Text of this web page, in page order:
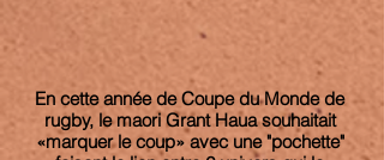
En cette année de Coupe du Monde de
rugby, le maori Grant Haua souhaitait
«marquer le coup» avec une "pochette"